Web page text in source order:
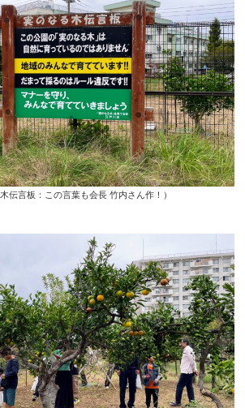
木伝言板：この言葉も会長 竹内さん作！）